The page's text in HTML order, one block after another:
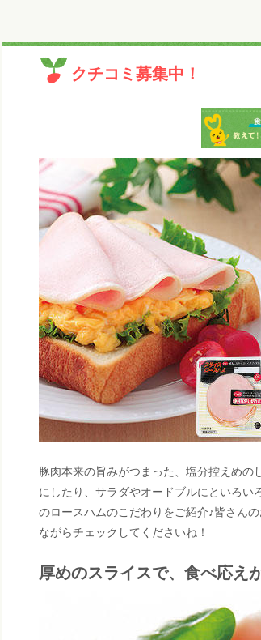
クチコミ募集中！
豚肉本来の旨みがつまった、塩分控えめの
にしたり、サラダやオードブルにといろい
のロースハムのこだわりをご紹介♪皆さん
ながらチェックしてくださいね！
厚めのスライスで、食べ応え